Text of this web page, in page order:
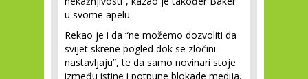
u svome apelu.
Rekao je i da “ne možemo dozvoliti da
svijet skrene pogled dok se zločini
nastavljaju”, te da samo novinari stoje
između istine i potpune blokade medija.